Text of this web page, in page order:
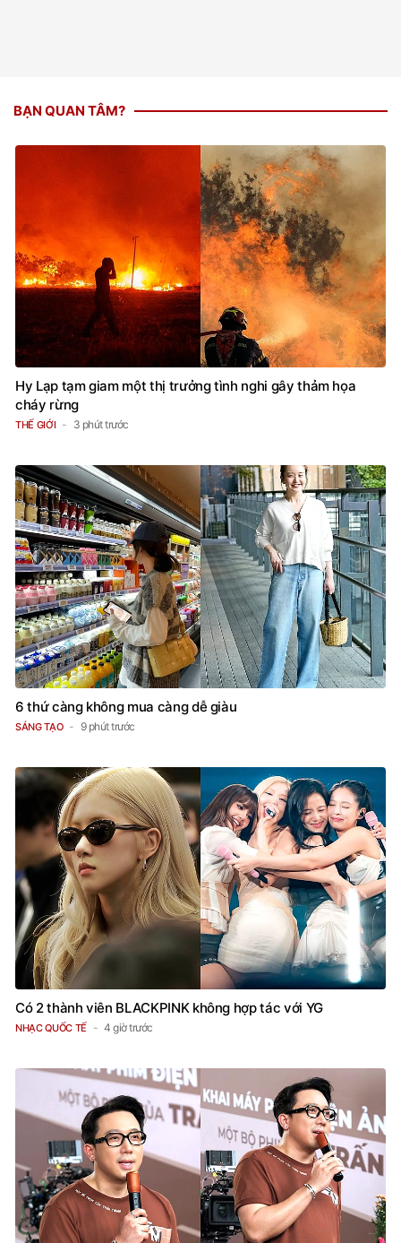
Hy Lạp tạm giam một thị trưởng tình nghi gây thảm họa
cháy rừng
THẾ GIỚI 3 phút trước
6 thứ càng không mua càng dễ giàu
SÁNG TẠO 9 phút trước
Có 2 thành viên BLACKPINK không hợp tác với YG
NHẠC QUỐC TẾ 4 giờ trước